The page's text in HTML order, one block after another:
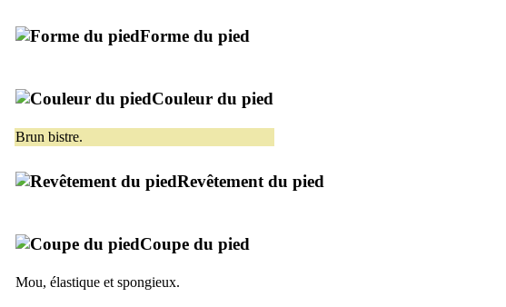
Forme du pied
Couleur du pied
Brun bistre.
Revêtement du pied
Coupe du pied
Mou, élastique et spongieux.